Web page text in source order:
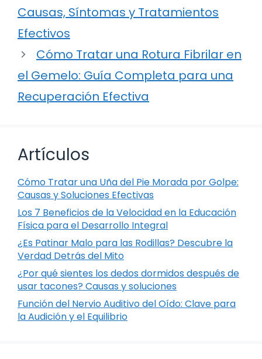
Causas, Síntomas y Tratamientos
Efectivos
Cómo Tratar una Rotura Fibrilar en
el Gemelo: Guía Completa para una
Recuperación Efectiva
Artículos
Cómo Tratar una Uña del Pie Morada por Golpe:
Causas y Soluciones Efectivas
Los 7 Beneficios de la Velocidad en la Educación
Física para el Desarrollo Integral
¿Es Patinar Malo para las Rodillas? Descubre la
Verdad Detrás del Mito
¿Por qué sientes los dedos dormidos después de
usar tacones? Causas y soluciones
Función del Nervio Auditivo del Oído: Clave para
la Audición y el Equilibrio